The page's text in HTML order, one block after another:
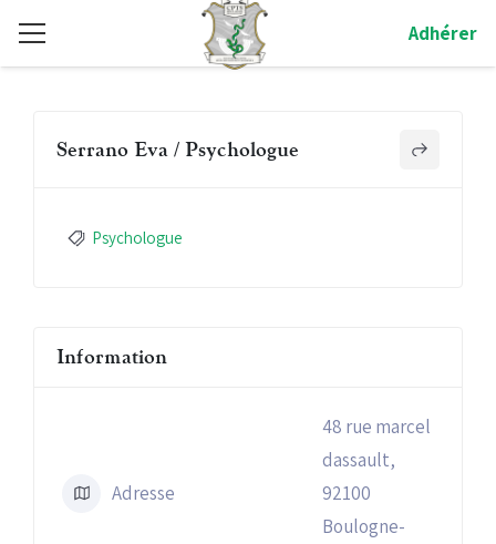
Adhérer
Serrano Eva / Psychologue
Psychologue
Information
Adresse
48 rue marcel
dassault,
92100
Boulogne-